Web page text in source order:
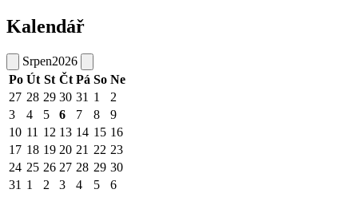
Kalendář
Srpen2026
Po Út St Čt Pá So Ne
27 28 29 30 31 1
2
3
4 5 6 7 8
9
10 11 12 13 14 15 16
17 18 19 20 21 22 23
24 25 26 27 28 29 30
31 1 2 3 4 5 6